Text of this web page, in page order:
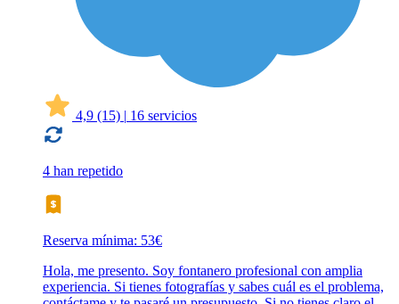
4,9 (15) | 16 servicios
4 han repetido
Reserva mínima: 53€
Hola, me presento. Soy fontanero profesional con amplia
experiencia. Si tienes fotografías y sabes cuál es el problema,